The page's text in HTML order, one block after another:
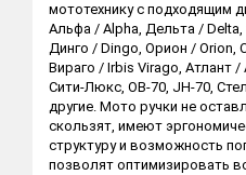
мототехнику с подходящим
Альфа / Alpha, Дельта /
Динго / Dingo, Орион / Orion,
Вираго / Irbis Virago, Атлант /
Сити-Люкс, ОВ-70, JH-70,
другие. Мото ручки не
скользят, имеют
структуру и возможность
позволят оптимизировать